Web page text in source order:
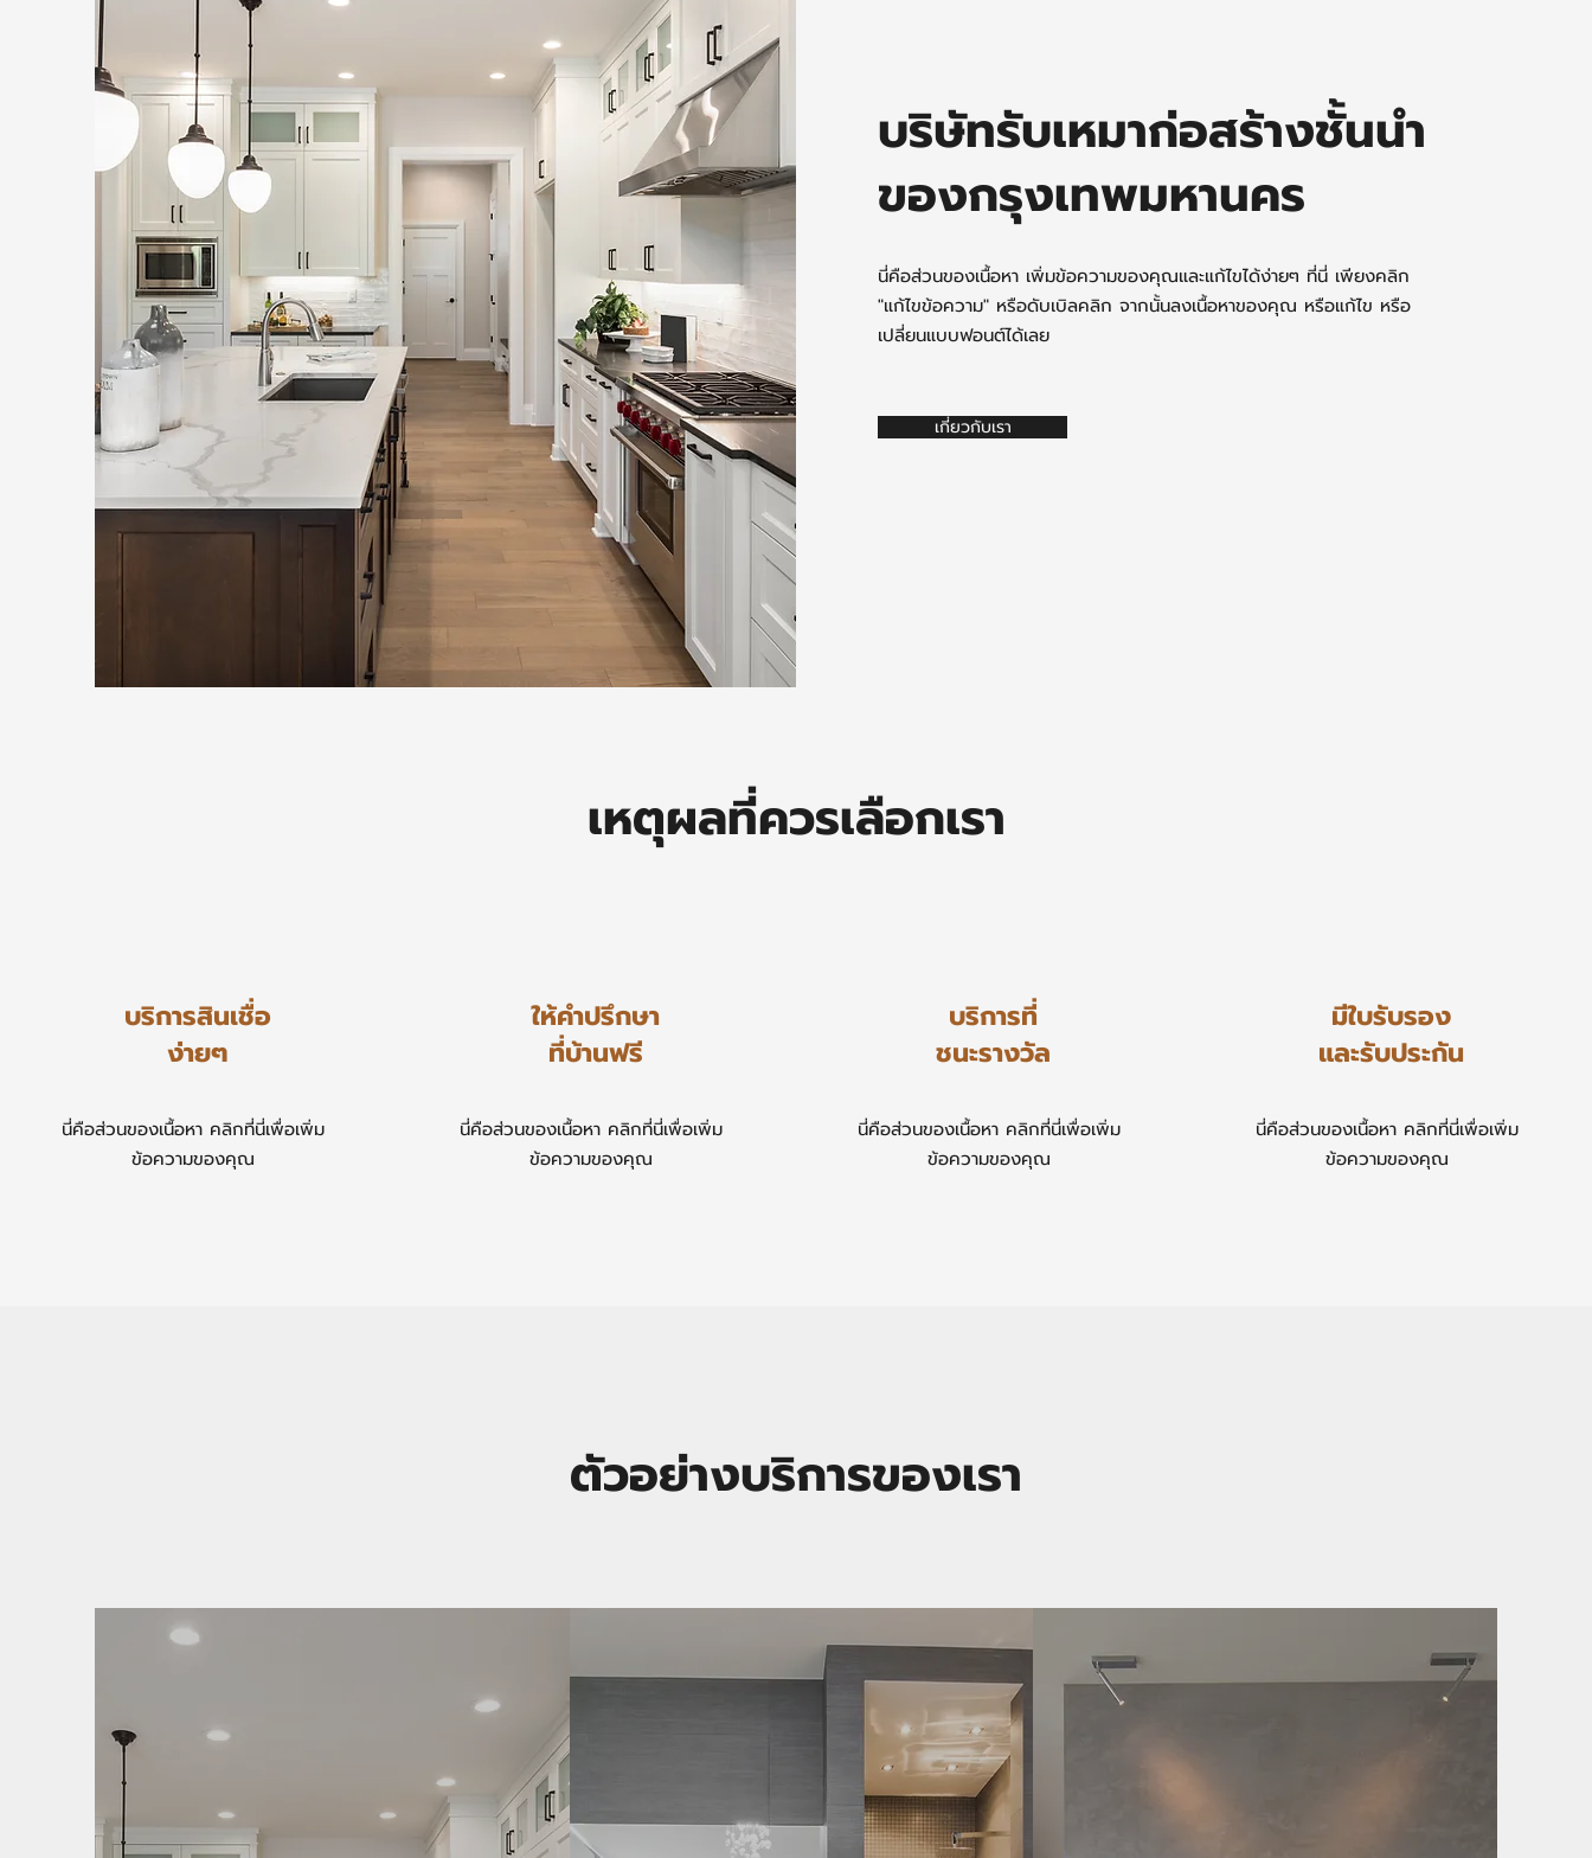
บริษัทรับเหมาก่อสร้างชั้นนำ
ของกรุงเทพมหานคร
นี่คือส่วนของเนื้อหา เพิ่มข้อความของคุณและแก้ไขได้ง่ายๆ ที่นี่ เพียงคลิก
"แก้ไขข้อความ" หรือดับเบิลคลิก จากนั้นลงเนื้อหาของคุณ หรือแก้ไข หรือ
เปลี่ยนแบบฟอนต์ได้เลย
เกี่ยวกับเรา
บริการสินเชื่อ
ง่ายๆ
นี่คือส่วนของเนื้อหา คลิกที่นี่เพื่อเพิ่ม
ข้อความของคุณ
ให้คำปรึกษา
ที่บ้านฟรี
​นี่คือส่วนของเนื้อหา คลิกที่นี่เพื่อเพิ่ม
ข้อความของคุณ
บริการที่
ชนะรางวัล
​นี่คือส่วนของเนื้อหา คลิกที่นี่เพื่อเพิ่ม
ข้อความของคุณ
มีใบรับรอง
และรับประกัน
​นี่คือส่วนของเนื้อหา คลิกที่นี่เพื่อเพิ่ม
ข้อความของคุณ
เหตุผลที่ควรเลือกเรา
ตัวอย่างบริการของเรา